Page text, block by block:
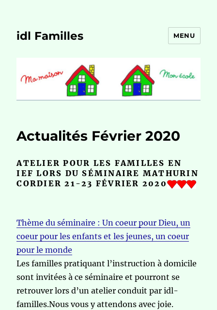
idl Familles MENU
Actualités Février 2020
ATELIER POUR LES FAMILLES EN
IEF LORS DU SÉMINAIRE MATHURIN
CORDIER 21-23 FÉVRIER 2020
Thème du séminaire : Un coeur pour Dieu, un
coeur pour les enfants et les jeunes, un coeur
pour le monde
Les familles pratiquant l’instruction à domicile
sont invitées à ce séminaire et pourront se
retrouver lors d’un atelier conduit par idl-
familles.Nous vous y attendons avec joie.